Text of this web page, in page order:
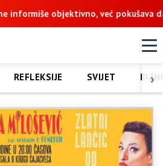
da ospori vodovod na Vučijaku
›
REFLEKSIJE SVIJET